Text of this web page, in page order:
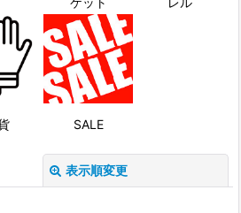
SALE
表示順変更